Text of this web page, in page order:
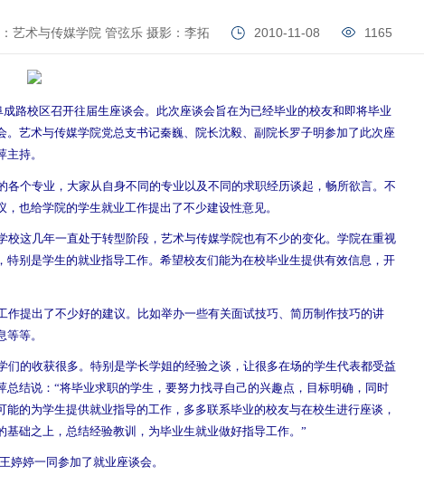
艺术与传媒学院 管弦乐 摄影：李拓 2010-11-08 1165
路校区召开往届生座谈会。此次座谈会旨在为已经毕业的校友和即将毕业
。艺术与传媒学院党总支书记秦巍、院长沈毅、副院长罗子明参加了此次座
持。
各个专业，大家从自身不同的专业以及不同的求职经历谈起，畅所欲言。不
也给学院的学生就业工作提出了不少建设性意见。
校这几年一直处于转型阶段，艺术与传媒学院也有不少的变化。学院在重视
特别是学生的就业指导工作。希望校友们能为在校毕业生提供有效信息，开
作提出了不少好的建议。比如举办一些有关面试技巧、简历制作技巧的讲
等。
们的收获很多。特别是学长学姐的经验之谈，让很多在场的学生代表都受益
总结说：“将毕业求职的学生，要努力找寻自己的兴趣点，目标明确，同时
的为学生提供就业指导的工作，多多联系毕业的校友与在校生进行座谈，
础之上，总结经验教训，为毕业生就业做好指导工作。”
婷婷一同参加了就业座谈会。